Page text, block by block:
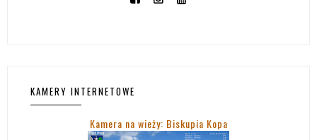
KAMERY INTERNETOWE
Kamera na wieży: Biskupia Kopa